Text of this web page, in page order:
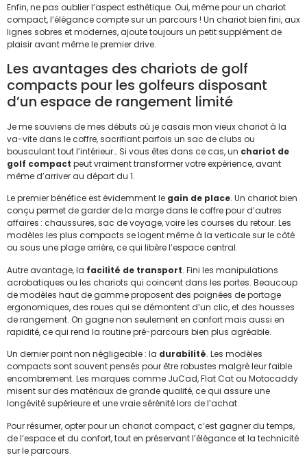
Enfin, ne pas oublier l’aspect esthétique. Oui, même pour un chariot
compact, l’élégance compte sur un parcours ! Un chariot bien fini, aux
lignes sobres et modernes, ajoute toujours un petit supplément de
plaisir avant même le premier drive.
Les avantages des chariots de golf
compacts pour les golfeurs disposant
d’un espace de rangement limité
Je me souviens de mes débuts où je casais mon vieux chariot à la
va-vite dans le coffre, sacrifiant parfois un sac de clubs ou
bousculant tout l’intérieur… Si vous êtes dans ce cas, un chariot de
golf compact peut vraiment transformer votre expérience, avant
même d’arriver au départ du 1.
Le premier bénéfice est évidemment le gain de place. Un chariot bien
conçu permet de garder de la marge dans le coffre pour d’autres
affaires : chaussures, sac de voyage, voire les courses du retour. Les
modèles les plus compacts se logent même à la verticale sur le côté
ou sous une plage arrière, ce qui libère l’espace central.
Autre avantage, la facilité de transport. Fini les manipulations
acrobatiques ou les chariots qui coincent dans les portes. Beaucoup
de modèles haut de gamme proposent des poignées de portage
ergonomiques, des roues qui se démontent d’un clic, et des housses
de rangement. On gagne non seulement en confort mais aussi en
rapidité, ce qui rend la routine pré-parcours bien plus agréable.
Un dernier point non négligeable : la durabilité. Les modèles
compacts sont souvent pensés pour être robustes malgré leur faible
encombrement. Les marques comme JuCad, Flat Cat ou Motocaddy
misent sur des matériaux de grande qualité, ce qui assure une
longévité supérieure et une vraie sérénité lors de l’achat.
Pour résumer, opter pour un chariot compact, c’est gagner du temps,
de l’espace et du confort, tout en préservant l’élégance et la technicité
sur le parcours.